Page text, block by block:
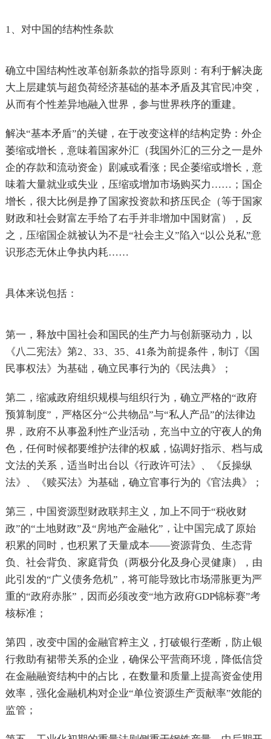
1、对中国的结构性条款
确立中国结构性改革创新条款的指导原则：有利于解决庞
大上层建筑与超负荷经济基础的基本矛盾及其官民冲突，
从而有个性差异地融入世界，参与世界秩序的重建。
解决“基本矛盾”的关键，在于改变这样的结构定势：外企
萎缩或增长，意味着国家外汇（我国外汇的三分之一是外
企的存款和流动资金）剧减或看涨；民企萎缩或增长，意
味着大量就业或失业，压缩或增加市场购买力……；国企
增长，很大比例是挣了国家投资款和挤压民企（等于国家
财政和社会财富左手给了右手并非增加中国财富），反
之，压缩国企就被认为不是“社会主义”陷入“以公兑私”意
识形态无休止争执内耗……
具体来说包括：
第一，释放中国社会和国民的生产力与创新驱动力，以
《八二宪法》第2、33、35、41条为前提条件，制订《国
民事权法》为基础，确立民事行为的《民法典》；
第二，缩减政府组织规模与组织行为，确立严格的“政府
预算制度”，严格区分“公共物品”与“私人产品”的法律边
界，政府不从事盈利性产业活动，充当中立的守夜人的角
色，任何时候都要维护法律的权威，恊调好指示、档与成
文法的关系，适当时出台以《行政许可法》、《反操纵
法》、《赎买法》为基础，确立官事行为的《官法典》；
第三，中国资源型财政联邦主义，加上不同于“税收财
政”的“土地财政”及“房地产金融化”，让中国完成了原始
积累的同时，也积累了天量成本——资源背负、生态背
负、社会背负、家庭背负（两极分化及身心灵健康），由
此引发的“广义债务危机”，将可能导致比市场滞胀更为严
重的“政府赤胀”，因而必须改变“地方政府GDP锦标赛”考
核标准；
第四，改变中国的金融官粹主义，打破银行垄断，防止银
行救助有裙带关系的企业，确保公平营商环境，降低信贷
在金融融资结构中的占比，在数量和质量上提高资金使用
效率，强化金融机构对企业“单位资源生产贡献率”效能的
监管；